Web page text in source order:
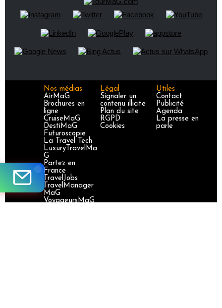
Nos médias
AirMaG
Brochures en
ligne
CruiseMaG
DestiMaG
Futuroscopie
La Travel Tech
LuxuryTravelMa
G
Partez en
France
TravelJobs
TravelManager
MaG
VoyageursMaG
Légal
Signaler un
contenu illicite
Plan du site
RGPD
Cookies
Utiles
Contact
Publicité
Agenda
La presse en
parle